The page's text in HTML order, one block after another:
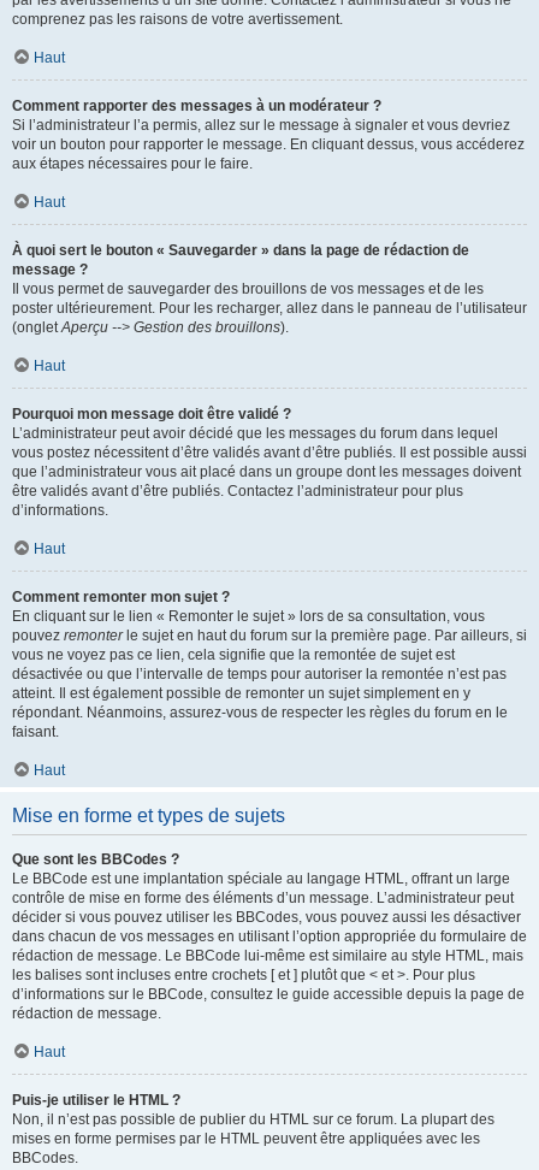
comprenez pas les raisons de votre avertissement.
Haut
Comment rapporter des messages à un modérateur ?
Si l’administrateur l’a permis, allez sur le message à signaler et vous devriez
voir un bouton pour rapporter le message. En cliquant dessus, vous accéderez
aux étapes nécessaires pour le faire.
Haut
À quoi sert le bouton « Sauvegarder » dans la page de rédaction de
message ?
Il vous permet de sauvegarder des brouillons de vos messages et de les
poster ultérieurement. Pour les recharger, allez dans le panneau de l’utilisateur
(ongletAperçu --> Gestion des brouillons).
Haut
Pourquoi mon message doit être validé ?
L’administrateur peut avoir décidé que les messages du forum dans lequel
vous postez nécessitent d’être validés avant d’être publiés. Il est possible aussi
que l’administrateur vous ait placé dans un groupe dont les messages doivent
être validés avant d’être publiés. Contactez l’administrateur pour plus
d’informations.
Haut
Comment remonter mon sujet ?
En cliquant sur le lien « Remonter le sujet » lors de sa consultation, vous
pouvez remonterle sujet en haut du forum sur la première page. Par ailleurs, si
vous ne voyez pas ce lien, cela signifie que la remontée de sujet est
désactivée ou que l’intervalle de temps pour autoriser la remontée n’est pas
atteint. Il est également possible de remonter un sujet simplement en y
répondant. Néanmoins, assurez-vous de respecter les règles du forum en le
faisant.
Haut
Mise en forme et types de sujets
Que sont les BBCodes ?
Le BBCode est une implantation spéciale au langage HTML, offrant un large
contrôle de mise en forme des éléments d’un message. L’administrateur peut
décider si vous pouvez utiliser les BBCodes, vous pouvez aussi les désactiver
dans chacun de vos messages en utilisant l’option appropriée du formulaire de
rédaction de message. Le BBCode lui-même est similaire au style HTML, mais
les balises sont incluses entre crochets [ et ] plutôt que < et >. Pour plus
d’informations sur le BBCode, consultez le guide accessible depuis la page de
rédaction de message.
Haut
Puis-je utiliser le HTML ?
Non, il n’est pas possible de publier du HTML sur ce forum. La plupart des
mises en forme permises par le HTML peuvent être appliquées avec les
BBCodes.